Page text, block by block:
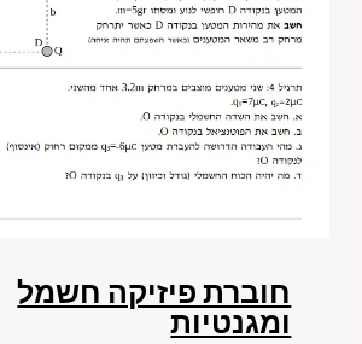
חוברת פיזיקה חשמל
ומגנטיות